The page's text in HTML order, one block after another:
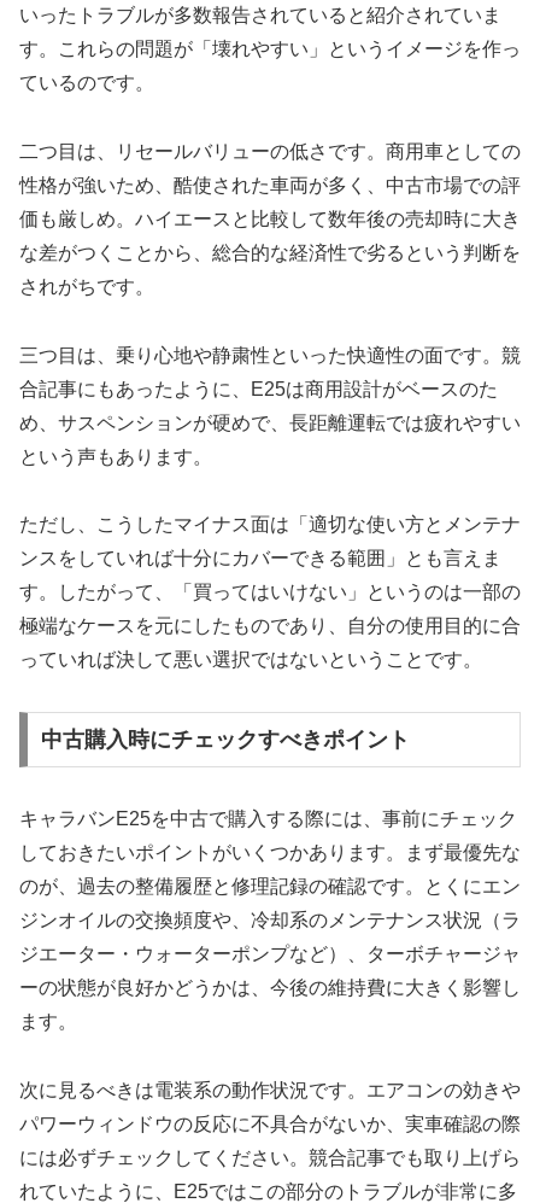
いったトラブルが多数報告されていると紹介されていま
す。これらの問題が「壊れやすい」というイメージを作っ
ているのです。
二つ目は、リセールバリューの低さです。商用車としての
性格が強いため、酷使された車両が多く、中古市場での評
価も厳しめ。ハイエースと比較して数年後の売却時に大き
な差がつくことから、総合的な経済性で劣るという判断を
されがちです。
三つ目は、乗り心地や静粛性といった快適性の面です。競
合記事にもあったように、E25は商用設計がベースのた
め、サスペンションが硬めで、長距離運転では疲れやすい
という声もあります。
ただし、こうしたマイナス面は「適切な使い方とメンテナ
ンスをしていれば十分にカバーできる範囲」とも言えま
す。したがって、「買ってはいけない」というのは一部の
極端なケースを元にしたものであり、自分の使用目的に合
っていれば決して悪い選択ではないということです。
中古購入時にチェックすべきポイント
キャラバンE25を中古で購入する際には、事前にチェック
しておきたいポイントがいくつかあります。まず最優先な
のが、過去の整備履歴と修理記録の確認です。とくにエン
ジンオイルの交換頻度や、冷却系のメンテナンス状況（ラ
ジエーター・ウォーターポンプなど）、ターボチャージャ
ーの状態が良好かどうかは、今後の維持費に大きく影響し
ます。
次に見るべきは電装系の動作状況です。エアコンの効きや
パワーウィンドウの反応に不具合がないか、実車確認の際
には必ずチェックしてください。競合記事でも取り上げら
れていたように、E25ではこの部分のトラブルが非常に多